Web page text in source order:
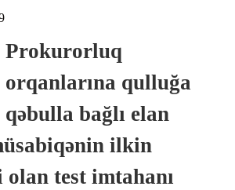
Prokurorluq
orqanlarına qulluğa
qəbulla bağlı elan
ilkin
olan test imtahanı